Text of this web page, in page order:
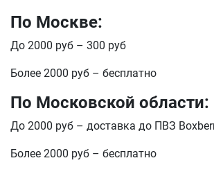
По Москве:
До 2000 руб – 300 руб
Более 2000 руб – бесплатно
По Московской области:
До 2000 руб – доставка до ПВЗ
Более 2000 руб – бесплатно
отправить